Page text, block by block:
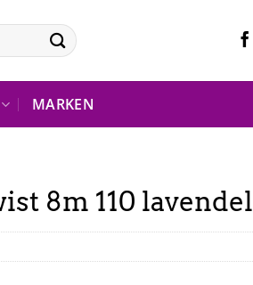
MARKEN
8m 110 lavendel